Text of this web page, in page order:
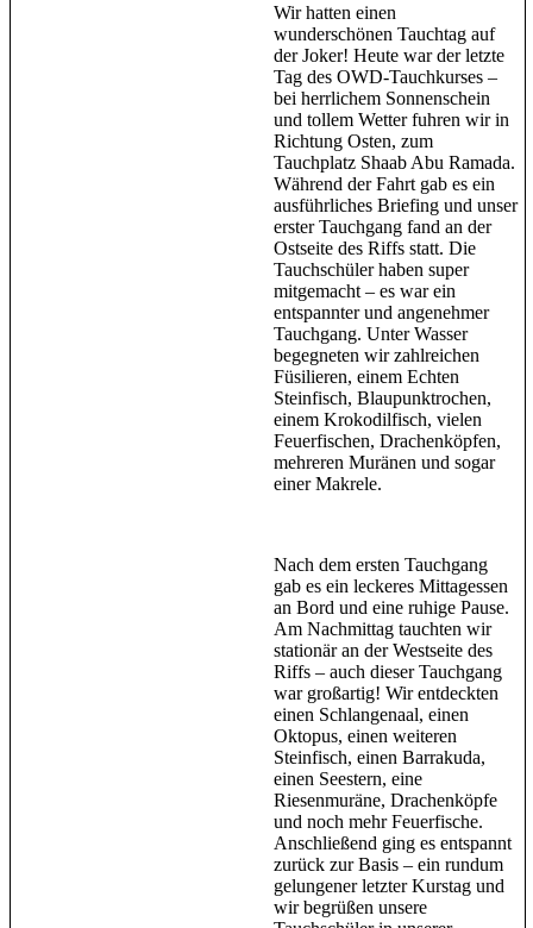
Wir hatten einen
wunderschönen Tauchtag auf
der Joker! Heute war der letzte
Tag des OWD-Tauchkurses –
bei herrlichem Sonnenschein
und tollem Wetter fuhren wir in
Richtung Osten, zum
Tauchplatz Shaab Abu Ramada.
Während der Fahrt gab es ein
ausführliches Briefing und unser
erster Tauchgang fand an der
Ostseite des Riffs statt. Die
Tauchschüler haben super
mitgemacht – es war ein
entspannter und angenehmer
Tauchgang. Unter Wasser
begegneten wir zahlreichen
Füsilieren, einem Echten
Steinfisch, Blaupunktrochen,
einem Krokodilfisch, vielen
Feuerfischen, Drachenköpfen,
mehreren Muränen und sogar
einer Makrele.
Nach dem ersten Tauchgang
gab es ein leckeres Mittagessen
an Bord und eine ruhige Pause.
Am Nachmittag tauchten wir
stationär an der Westseite des
Riffs – auch dieser Tauchgang
war großartig! Wir entdeckten
einen Schlangenaal, einen
Oktopus, einen weiteren
Steinfisch, einen Barrakuda,
einen Seestern, eine
Riesenmuräne, Drachenköpfe
und noch mehr Feuerfische.
Anschließend ging es entspannt
zurück zur Basis – ein rundum
gelungener letzter Kurstag und
wir begrüßen unsere